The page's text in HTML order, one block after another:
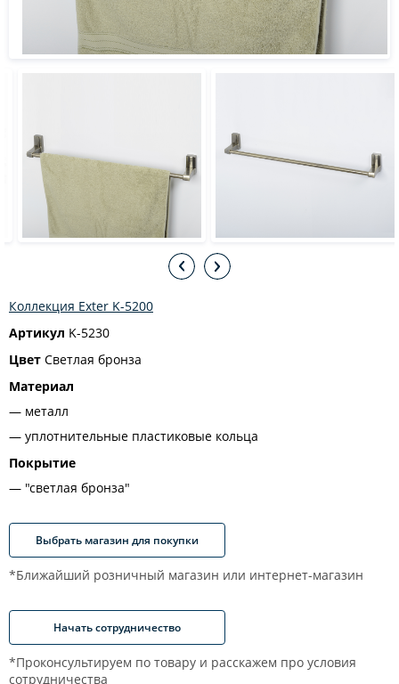
Коллекция Exter K-5200
Артикул K-5230
Цвет Светлая бронза
Материал
металл
уплотнительные пластиковые кольца
Покрытие
"светлая бронза"
Выбрать магазин для покупки
*Ближайший розничный магазин или интернет-магазин
Начать сотрудничество
*Проконсультируем по товару и расскажем про условия
сотрудничества